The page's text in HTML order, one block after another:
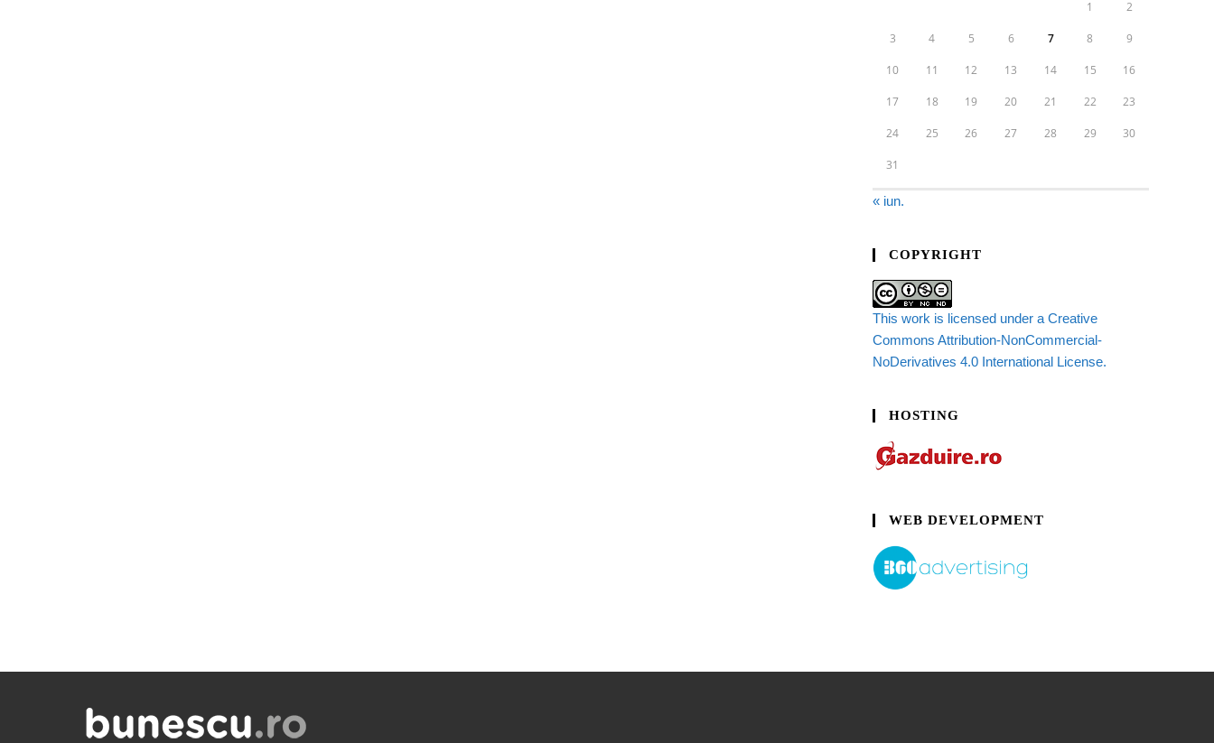
1 2
3 4 5 6 7 8 9
10 11 12 13 14 15 16
17 18 19 20 21 22 23
24 25 26 27 28 29 30
31
« iun.
COPYRIGHT
This work is licensed under a Creative
Commons Attribution-NonCommercial-
NoDerivatives 4.0 International License.
HOSTING
WEB DEVELOPMENT